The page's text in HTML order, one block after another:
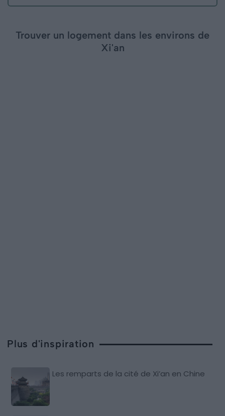
Trouver un logement dans les environs de
Xi'an
Plus d'inspiration
Les remparts de la cité de Xi’an en Chine